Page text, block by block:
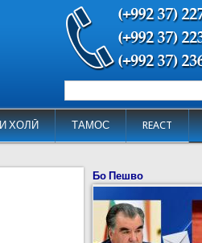
ХОЛӢ ТАМОС REACT
Форма поиска
Бо Пешво